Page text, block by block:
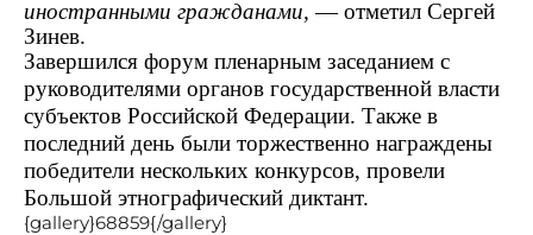
иностранными гражданами,— отметил Сергей
Зинев.
Завершился форум пленарным заседанием с
руководителями органов государственной власти
субъектов Российской Федерации. Также в
последний день были торжественно награждены
победители нескольких конкурсов, провели
Большой этнографический диктант.
{gallery}68859{/gallery}